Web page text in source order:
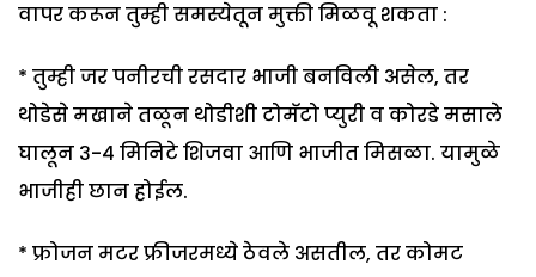
वापर करून तुम्ही समस्येतून मुक्ती मिळवू शकता :
* तुम्ही जर पनीरची रसदार भाजी बनविली असेल, तर
थोडेसे मखाने तळून थोडीशी टोमॅटो प्युरी व कोरडे मसाले
घालून ३-४ मिनिटे शिजवा आणि भाजीत मिसळा. यामुळे
भाजीही छान होईल.
* फ्रोजन मटर फ्रीजरमध्ये ठेवले असतील, तर कोमट